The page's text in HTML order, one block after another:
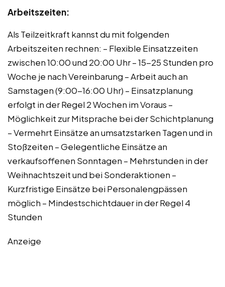
Arbeitszeiten:
Als Teilzeitkraft kannst du mit folgenden
Arbeitszeiten rechnen: – Flexible Einsatzzeiten
zwischen 10:00 und 20:00 Uhr – 15-25 Stunden pro
Woche je nach Vereinbarung – Arbeit auch an
Samstagen (9:00-16:00 Uhr) – Einsatzplanung
erfolgt in der Regel 2 Wochen im Voraus –
Möglichkeit zur Mitsprache bei der Schichtplanung
– Vermehrt Einsätze an umsatzstarken Tagen und in
Stoßzeiten – Gelegentliche Einsätze an
verkaufsoffenen Sonntagen – Mehrstunden in der
Weihnachtszeit und bei Sonderaktionen –
Kurzfristige Einsätze bei Personalengpässen
möglich – Mindestschichtdauer in der Regel 4
Stunden
Anzeige